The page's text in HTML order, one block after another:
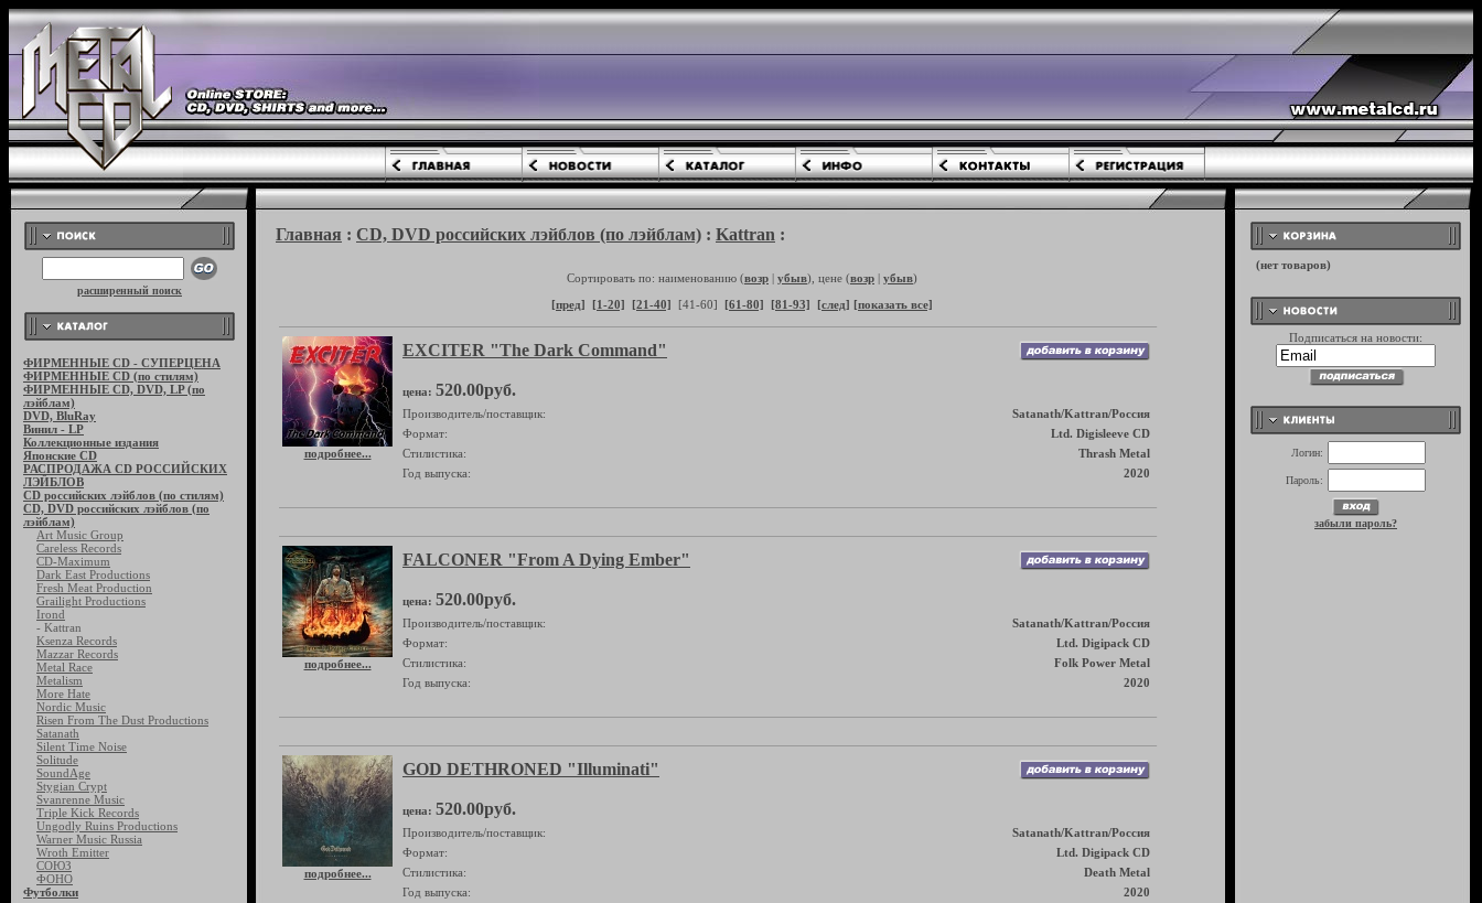
расширенный поиск
ФИРМЕННЫЕ CD - СУПЕРЦЕНА
ФИРМЕННЫЕ CD (по стилям)
ФИРМЕННЫЕ CD, DVD, LP (по
лэйблам)
DVD, BluRay
Винил - LP
Коллекционные издания
Японские CD
РАСПРОДАЖА CD РОССИЙСКИХ
ЛЭЙБЛОВ
CD российских лэйблов (по стилям)
CD, DVD российских лэйблов (по
лэйблам)
Art Music Group
Careless Records
CD-Maximum
Dark East Productions
Fresh Meat Production
Grailight Productions
Irond
- Kattran
Ksenza Records
Mazzar Records
Metal Race
Metalism
More Hate
Nordic Music
Risen From The Dust Productions
Satanath
Silent Time Noise
Solitude
SoundAge
Stygian Crypt
Svanrenne Music
Triple Kick Records
Ungodly Ruins Productions
Warner Music Russia
Wroth Emitter
СОЮЗ
ФОНО
Футболки
Главная : CD, DVD российских лэйблов (по лэйблам) : Kattran :
Сортировать по: наименованию (возр | убыв), цене (возр | убыв)
[пред] [1-20] [21-40] [41-60] [61-80] [81-93] [след] [показать все]
подробнее...
EXCITER "The Dark Command"
цена: 520.00руб.
Производитель/поставщик:
Satanath/Kattran/Россия
Формат:
Ltd. Digisleeve CD
Стилистика:
Thrash Metal
Год выпуска:
2020
подробнее...
FALCONER "From A Dying Ember"
цена: 520.00руб.
Производитель/поставщик:
Satanath/Kattran/Россия
Формат:
Ltd. Digipack CD
Стилистика:
Folk Power Metal
Год выпуска:
2020
подробнее...
GOD DETHRONED "Illuminati"
цена: 520.00руб.
Производитель/поставщик:
Satanath/Kattran/Россия
Формат:
Ltd. Digipack CD
Стилистика:
Death Metal
Год выпуска:
2020
Подписаться на новости:
Логин:
Пароль:
забыли пароль?